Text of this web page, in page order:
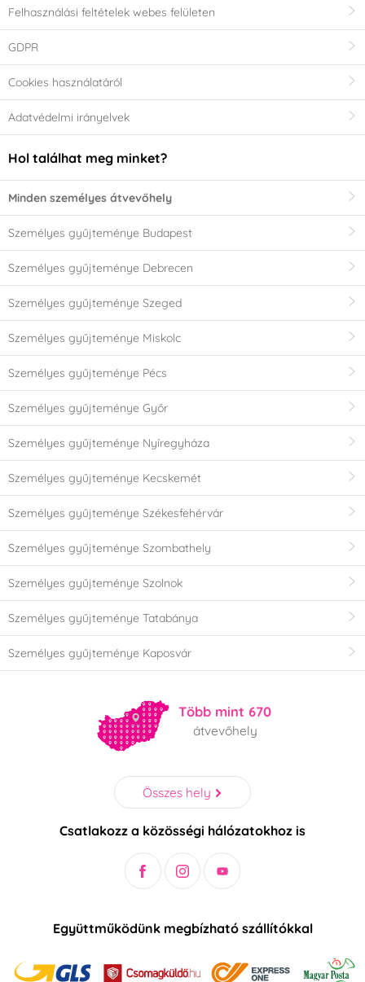
Felhasználási feltételek webes felületen
GDPR
Cookies használatáról
Adatvédelmi irányelvek
Hol találhat meg minket?
Minden személyes átvevőhely
Személyes gyűjteménye Budapest
Személyes gyűjteménye Debrecen
Személyes gyűjteménye Szeged
Személyes gyűjteménye Miskolc
Személyes gyűjteménye Pécs
Személyes gyűjteménye Győr
Személyes gyűjteménye Nyíregyháza
Személyes gyűjteménye Kecskemét
Személyes gyűjteménye Székesfehérvár
Személyes gyűjteménye Szombathely
Személyes gyűjteménye Szolnok
Személyes gyűjteménye Tatabánya
Személyes gyűjteménye Kaposvár
Több mint 670
átvevőhely
Összes hely
Csatlakozz a közösségi hálózatokhoz is
Együttműködünk megbízható szállítókkal